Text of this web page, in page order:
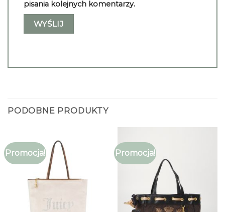
pisania kolejnych komentarzy.
PODOBNE PRODUKTY
Promocja! Promocja!